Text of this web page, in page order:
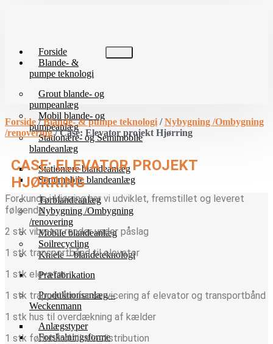
Forside
Blande- &
pumpe teknologi
Grout blande- og
pumpeanlæg
Mobil blande- og
pumpeanlæg
Stationære- og Semimobile
blandeanlæg
Stationære blandeanlæg
Semimobile blandeanlæg
Tørblandeanlæg
Nybygning /Ombygning
/renovering
Mobile blandeanlæg
Soilrecycling
Kniele – blandeteknologi
Præfabrikation
Produktionsanlæg –
Weckenmann
Anlægstyper
Forskalningsforme
Forside /Blande- & pumpe teknologi /Nybygning /Ombygning
/renovering/ Case: Elevator projekt Hjørring
CASE: ELEVATOR PROJEKT
HJØRRING
For kunde i Hjørring har vi udviklet, fremstillet og leveret
følgende:
2 stk vibrator render under påslag
1 stk transportbånd til elevator
1 stk elevator
1 stk trappetårn for servicering af elevator og transportbånd
1 stk hus til overdækning af kælder
1 stk fødebånd til silo distribution